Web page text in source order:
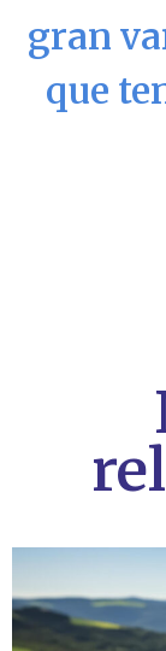
gran
que